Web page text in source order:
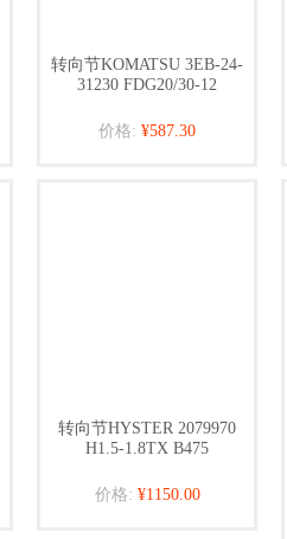
转向节KOMATSU 3EB-24-
31230 FDG20/30-12
价格: ¥587.30
转向节HYSTER 2079970
H1.5-1.8TX B475
价格: ¥1150.00